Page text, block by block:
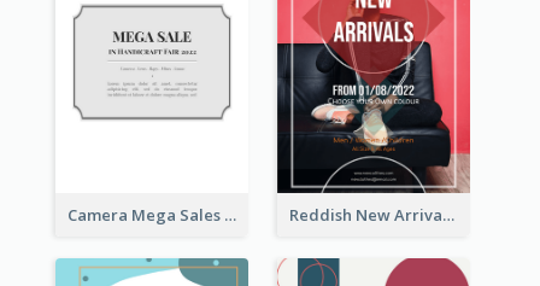
Camera Mega Sales Flyer Reddish New Arrivals Flyer